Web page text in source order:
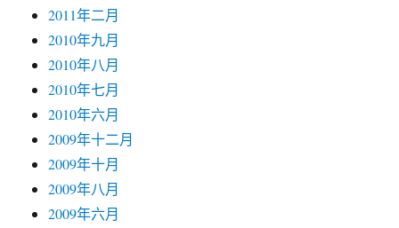
2011年二月
2010年九月
2010年八月
2010年七月
2010年六月
2009年十二月
2009年十月
2009年八月
2009年六月